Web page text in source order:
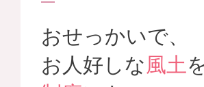
おせっかいで、
お人好しな風土